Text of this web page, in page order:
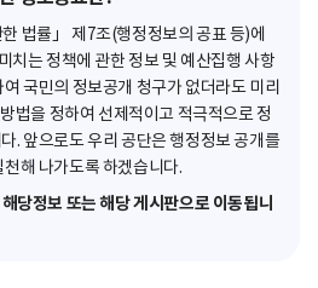
한 법률」 제7조(행정정보의 공표 등)에
치는 정책에 관한 정보 및 예산집행 사항
국민의 정보공개 청구가 없더라도 미리
법을 정하여 선제적이고 적극적으로 정
. 앞으로도 우리 공단은 행정정보 공개를
해 나가도록 하겠습니다.
당정보 또는 해당 게시판으로 이동됩니